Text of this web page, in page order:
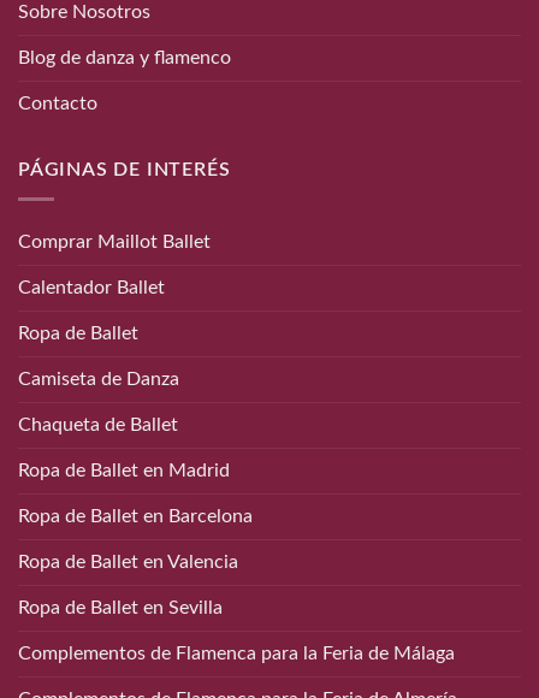
Sobre Nosotros
Blog de danza y flamenco
Contacto
PÁGINAS DE INTERÉS
Comprar Maillot Ballet
Calentador Ballet
Ropa de Ballet
Camiseta de Danza
Chaqueta de Ballet
Ropa de Ballet en Madrid
Ropa de Ballet en Barcelona
Ropa de Ballet en Valencia
Ropa de Ballet en Sevilla
Complementos de Flamenca para la Feria de Málaga